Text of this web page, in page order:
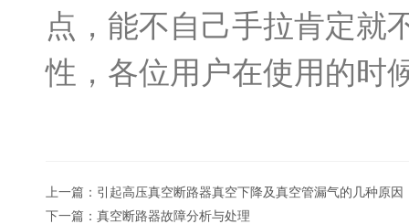
点，能不自己手拉肯定就
性，各位用户在使用的时
上一篇： 引起高压真空断路器真空下降及真空管漏气的几种原因
下一篇： 真空断路器故障分析与处理